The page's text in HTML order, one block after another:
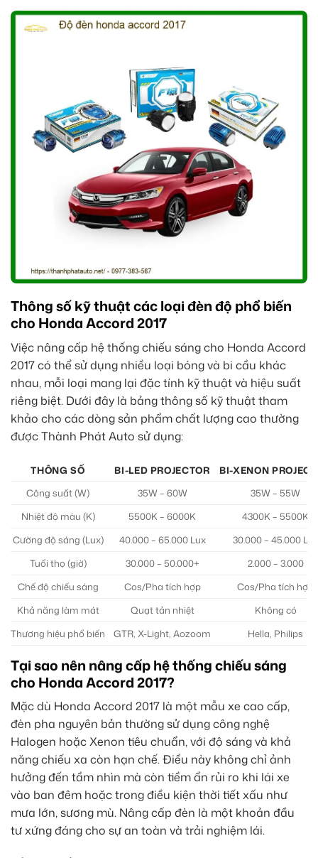
Thông số kỹ thuật các loại đèn độ phổ biến
cho Honda Accord 2017
Việc nâng cấp hệ thống chiếu sáng cho Honda Accord
2017 có thể sử dụng nhiều loại bóng và bi cầu khác
nhau, mỗi loại mang lại đặc tính kỹ thuật và hiệu suất
riêng biệt. Dưới đây là bảng thông số kỹ thuật tham
khảo cho các dòng sản phẩm chất lượng cao thường
được Thành Phát Auto sử dụng:
THÔNG SỐ BI-LED PROJECTOR
BI-XENON
Công suất (W)
35W – 60W
35W – 55W
Nhiệt độ màu (K)
5500K – 6000K
4300K – 5500K
Cường độ sáng (Lux)
40.000 – 65.000 Lux
30.000 – 45.000 Lux
Tuổi thọ (giờ)
30.000 – 50.000+
2.000 – 3.000
Chế độ chiếu sáng
Cos/Pha tích hợp
Cos/Pha tích hợp
Khả năng làm mát
Quạt tản nhiệt
Không có
Thương hiệu phổ biến
GTR, X-Light, Aozoom Hella, Philips
Tại sao nên nâng cấp hệ thống chiếu sáng
cho Honda Accord 2017?
Mặc dù Honda Accord 2017 là một mẫu xe cao cấp,
đèn pha nguyên bản thường sử dụng công nghệ
Halogen hoặc Xenon tiêu chuẩn, với độ sáng và khả
năng chiếu xa còn hạn chế. Điều này không chỉ ảnh
hưởng đến tầm nhìn mà còn tiềm ẩn rủi ro khi lái xe
vào ban đêm hoặc trong điều kiện thời tiết xấu như
mưa lớn, sương mù. Nâng cấp đèn là một khoản đầu
tư xứng đáng cho sự an toàn và trải nghiệm lái.